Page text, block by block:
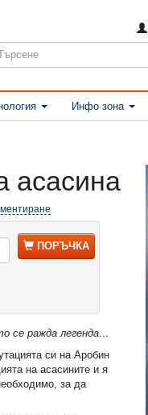
Инфо зона
асасина
ПОРЪЧКА
се ражда легенда…
си на Аробин
на асасините и я
за да